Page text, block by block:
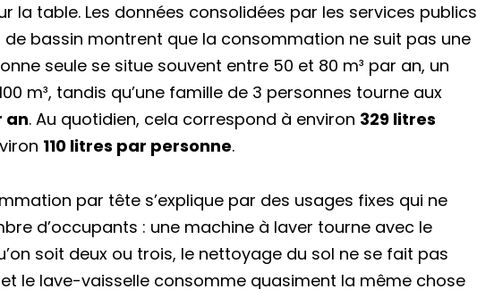
la table. Les données consolidées par les services publics
de bassin montrent que la consommation ne suit pas une
seule se situe souvent entre 50 et 80 m³ par an, un
m³, tandis qu’une famille de 3 personnes tourne aux
an. Au quotidien, cela correspond à environ 329 litres
110 litres par personne.
par tête s’explique par des usages fixes qui ne
d’occupants : une machine à laver tourne avec le
soit deux ou trois, le nettoyage du sol ne se fait pas
le lave-vaisselle consomme quasiment la même chose